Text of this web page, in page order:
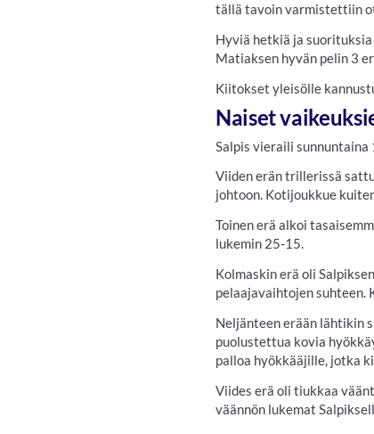
tällä tavoin varmistettiin
Hyviä hetkiä ja
Matiaksen hyvän pelin 3
Kiitokset yleisölle
Naiset
Salpis vieraili sunnuntaina
Viiden erän trillerissä
johtoon. Kotijoukkue
Toinen erä alkoi
lukemin 25-15.
Kolmaskin erä oli
pelaajavaihtojen suhteen.
Neljänteen erään lähtikin
puolustettua kovia
palloa hyökkääjille, jotka
Viides erä oli tiukkaa
väännön lukemat